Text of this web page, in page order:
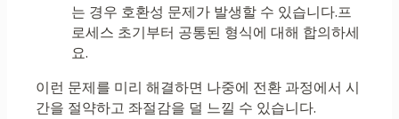
는 경우 호환성 문제가 발생할 수 있습니다.프
로세스 초기부터 공통된 형식에 대해 합의하세
요.
이런 문제를 미리 해결하면 나중에 전환 과정에서 시
간을 절약하고 좌절감을 덜 느낄 수 있습니다.